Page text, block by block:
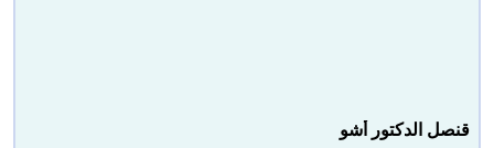
قنصل الدكتور أشو